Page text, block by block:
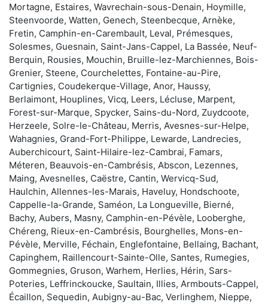
Mortagne, Estaires, Wavrechain-sous-Denain, Hoymille,
Steenvoorde, Watten, Genech, Steenbecque, Arnèke,
Fretin, Camphin-en-Carembault, Leval, Prémesques,
Solesmes, Guesnain, Saint-Jans-Cappel, La Bassée, Neuf-
Berquin, Rousies, Mouchin, Bruille-lez-Marchiennes, Bois-
Grenier, Steene, Courchelettes, Fontaine-au-Pire,
Cartignies, Coudekerque-Village, Anor, Haussy,
Berlaimont, Houplines, Vicq, Leers, Lécluse, Marpent,
Forest-sur-Marque, Spycker, Sains-du-Nord, Zuydcoote,
Herzeele, Solre-le-Château, Merris, Avesnes-sur-Helpe,
Wahagnies, Grand-Fort-Philippe, Lewarde, Landrecies,
Auberchicourt, Saint-Hilaire-lez-Cambrai, Famars,
Méteren, Beauvois-en-Cambrésis, Abscon, Lezennes,
Maing, Avesnelles, Caëstre, Cantin, Wervicq-Sud,
Haulchin, Allennes-les-Marais, Haveluy, Hondschoote,
Cappelle-la-Grande, Saméon, La Longueville, Bierné,
Bachy, Aubers, Masny, Camphin-en-Pévèle, Looberghe,
Chéreng, Rieux-en-Cambrésis, Bourghelles, Mons-en-
Pévèle, Merville, Féchain, Englefontaine, Bellaing, Bachant,
Capinghem, Raillencourt-Sainte-Olle, Santes, Rumegies,
Gommegnies, Gruson, Warhem, Herlies, Hérin, Sars-
Poteries, Leffrinckoucke, Saultain, Illies, Armbouts-Cappel,
Écaillon, Sequedin, Aubigny-au-Bac, Verlinghem, Nieppe,